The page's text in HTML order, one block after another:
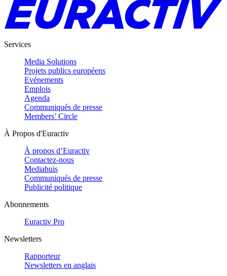
Services
Media Solutions
Projets publics européens
Evénements
Emplois
Agenda
Communiqués de presse
Members’ Circle
À Propos d'Euractiv
À propos d’Euractiv
Contactez-nous
Mediahuis
Communiqués de presse
Publicité politique
Abonnements
Euractiv Pro
Newsletters
Rapporteur
Newsletters en anglais